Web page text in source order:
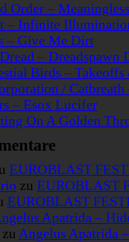
Order –
– Infinite
– Give Me Dirt
– Dreadspawn
Birds –
/
– Esox Lucifer
On A Golden
EUROBLAST
zu EUROBLAST
EUROBLAST
Apatrida –
zuAngelus Apatrida